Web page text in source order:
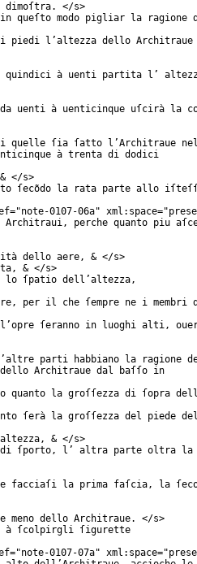
dimoſtra. </s>
queſto modo pigliar la
piedi l’altezza dello
quindici à uenti partita l’
uenti à uenticinque uſcirà la
quelle ſia ſatto l’Architraue
à trenta di dodici
</s>
ſecõdo la rata parte allo
="note-0107-06a" xml:space="
perche quanto piu
dello aere, & </s>
& </s>
lo ſpatio dell’altezza,
per il che ſempre ne i membri
ſeranno in luoghi alti,
parti habbiano la ragione
dello Architraue dal baſſo in
la groſſezza di ſopra
ſerà la groſſezza del piede
& </s>
di ſporto, l’ altra parte oltra la
facciaſi la prima faſcia, la
dello Architraue. </s>
à ſcolpirgli ſigurette
="note-0107-07a" xml:space="